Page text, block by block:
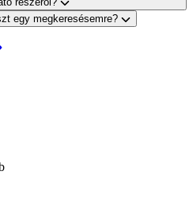
egy megkeresésemre?